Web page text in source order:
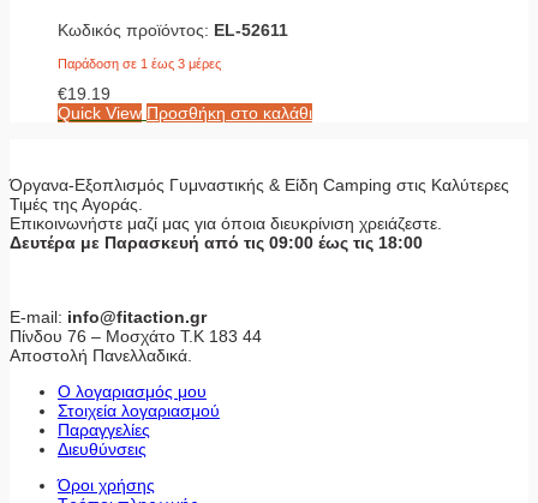
Κωδικός προϊόντος: EL-52611
Παράδοση σε 1 έως 3 μέρες
€19.19
Quick View Προσθήκη στο καλάθι
Όργανα-Εξοπλισμός Γυμναστικής & Είδη Camping στις Καλύτερες
Τιμές της Αγοράς.
Επικοινωνήστε μαζί μας για όποια διευκρίνιση χρειάζεστε.
Δευτέρα με Παρασκευή από τις 09:00 έως τις 18:00
E-mail: info@fitaction.gr
Πίνδου 76 – Μοσχάτο Τ.Κ 183 44
Αποστολή Πανελλαδικά.
Ο λογαριασμός μου
Στοιχεία λογαριασμού
Παραγγελίες
Διευθύνσεις
Όροι χρήσης